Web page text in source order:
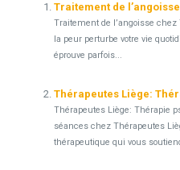
Traitement de
Traitement de l’angoisse
la peur perturbe votre vie
éprouve parfois...
Thérapeutes Liège:
Thérapeutes Liège: Thérapie
séances chez Thérapeutes
thérapeutique qui vous